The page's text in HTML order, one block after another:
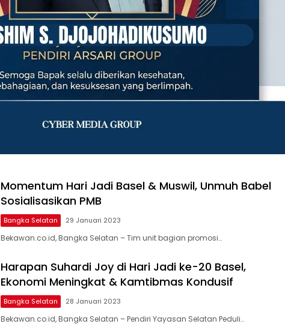
Momentum Hari Jadi Basel & Muswil, Unmuh Babel
Sosialisasikan PMB
Bangka Selatan 29 Januari 2023
Bekawan.co.id, Bangka Selatan – Tim unit bagian promosi…
Harapan Suhardi Joy di Hari Jadi ke-20 Basel,
Ekonomi Meningkat & Kamtibmas Kondusif
Bangka Selatan 28 Januari 2023
Bekawan.co.id, Bangka Selatan – Pendiri Yayasan Selatan Peduli…